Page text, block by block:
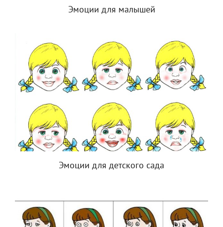
Эмоции для малышей
Эмоции для детского сада